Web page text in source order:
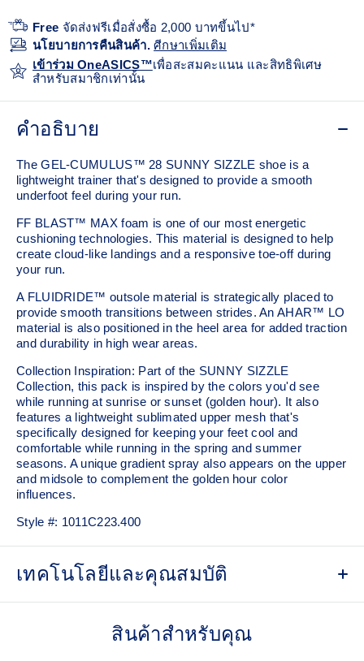
Free จัดส่งฟรีเมื่อสั่งซื้อ 2,000 บาทขึ้นไป*
นโยบายการคืนสินค้า.ศีกษาเพิ่มเติม
เข้าร่วม OneASICS™เพื่อสะสมคะแนน และสิทธิพิเศษ
สำหรับสมาชิกเท่านั้น
คำอธิบาย
The GEL-CUMULUS™ 28 SUNNY SIZZLE shoe is a
lightweight trainer that's designed to provide a smooth
underfoot feel during your run.
FF BLAST™ MAX foam is one of our most energetic
cushioning technologies. This material is designed to help
create cloud-like landings and a responsive toe-off during
your run.
A FLUIDRIDE™ outsole material is strategically placed to
provide smooth transitions between strides. An AHAR™ LO
material is also positioned in the heel area for added traction
and durability in high wear areas.
Collection Inspiration: Part of the SUNNY SIZZLE
Collection, this pack is inspired by the colors you'd see
while running at sunrise or sunset (golden hour). It also
features a lightweight sublimated upper mesh that's
specifically designed for keeping your feet cool and
comfortable while running in the spring and summer
seasons. A unique gradient spray also appears on the upper
and midsole to complement the golden hour color
influences.
Style #: 1011C223.400
เทคโนโลยีและคุณสมบัติ
One of our most energetic midsole foams that's
complemented with cloud-like softness and a responsive
สินค้าสำหรับคุณ